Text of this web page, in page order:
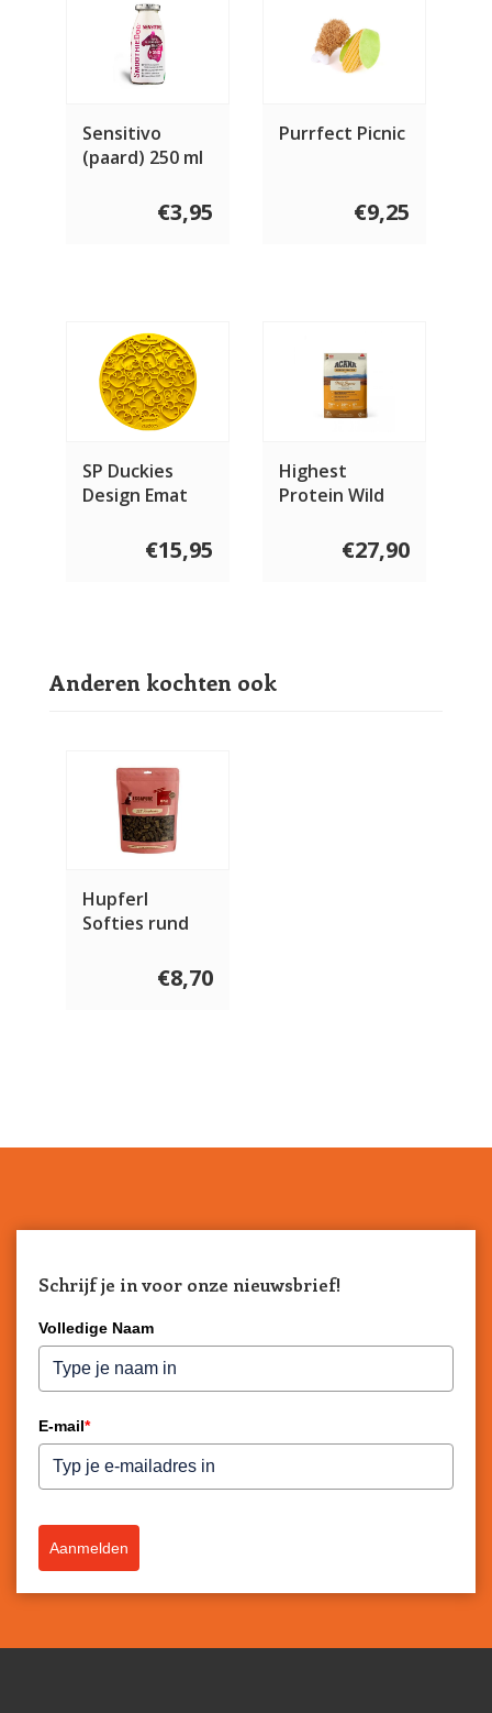
Sensitivo
(paard) 250 ml
€3,95
Purrfect Picnic
€9,25
SP Duckies
Design Emat
€15,95
Highest
Protein Wild
€27,90
Anderen kochten ook
Hupferl
Softies rund
€8,70
Schrijf je in voor onze nieuwsbrief!
Volledige Naam
E-mail*
Aanmelden